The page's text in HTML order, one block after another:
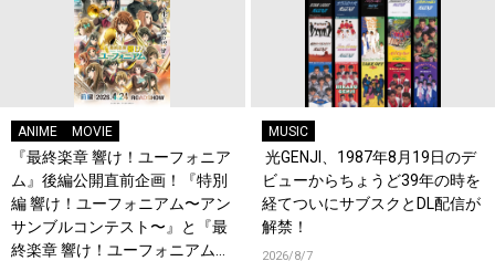
ANIME MOVIE
『最終楽章 響け！ユーフォニア
ム』後編公開直前企画！『特別
編 響け！ユーフォニアム〜アン
サンブルコンテスト〜』と『最
終楽章 響け！ユーフォニアム』
MUSIC
光GENJI、1987年8月19日のデ
ビューからちょうど39年の時を
経てついにサブスクとDL配信が
解禁！
2026/8/7